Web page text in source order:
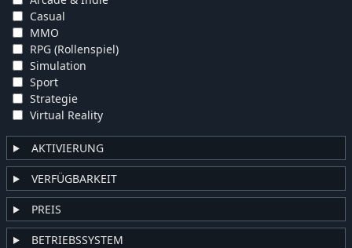
Casual
MMO
RPG (Rollenspiel)
Simulation
Sport
Strategie
Virtual Reality
AKTIVIERUNG
VERFÜGBARKEIT
PREIS
BETRIEBSSYSTEM